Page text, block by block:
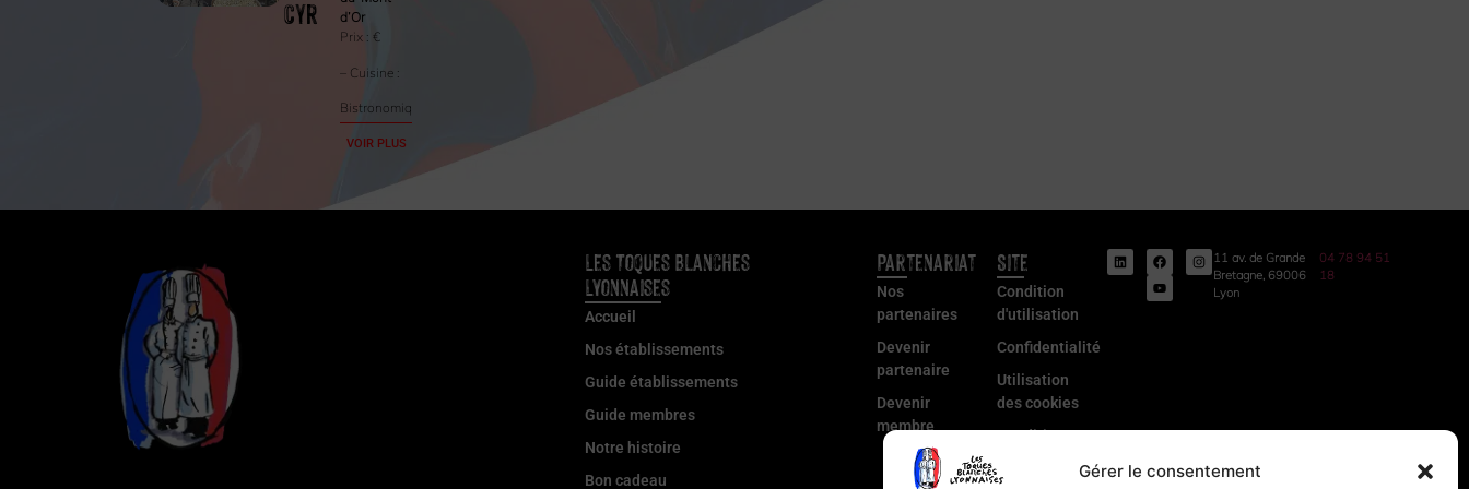
Gérer le consentement
Cyr
d’Or
Prix : €
– Cuisine :
Bistronomique
VOIR PLUS
Les Toques Blanches
Lyonnaises
Accueil
Nos établissements
Guide établissements
Guide membres
Notre histoire
Bon cadeau
Partenariat
Nos
partenaires
Devenir
partenaire
Devenir
membre
Site
Condition
d'utilisation
Confidentialité
Utilisation
des cookies
Conditions
de Vente
11 av. de Grande
Bretagne, 69006
Lyon
04 78 94 51
18